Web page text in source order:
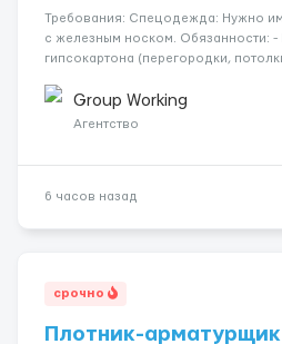
Требования: Спецодежда: Нужно
с железным носком. Обязанности: -
гипсокартона (перегородки,
малярных работ (шпатлевка,
Штукатурные работы ...
Group Working
Агентство
6 часов назад
срочно
Плотник-арматурщик